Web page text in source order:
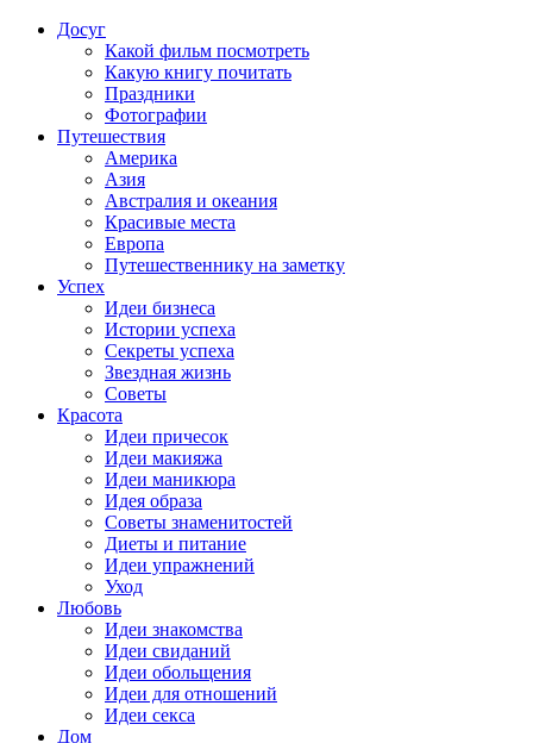
Досуг
Какой фильм посмотреть
Какую книгу почитать
Праздники
Фотографии
Путешествия
Америка
Азия
Австралия и океания
Красивые места
Европа
Путешественнику на заметку
Успех
Идеи бизнеса
Истории успеха
Секреты успеха
Звездная жизнь
Советы
Красота
Идеи причесок
Идеи макияжа
Идеи маникюра
Идея образа
Советы знаменитостей
Диеты и питание
Идеи упражнений
Уход
Любовь
Идеи знакомства
Идеи свиданий
Идеи обольщения
Идеи для отношений
Идеи секса
Дом